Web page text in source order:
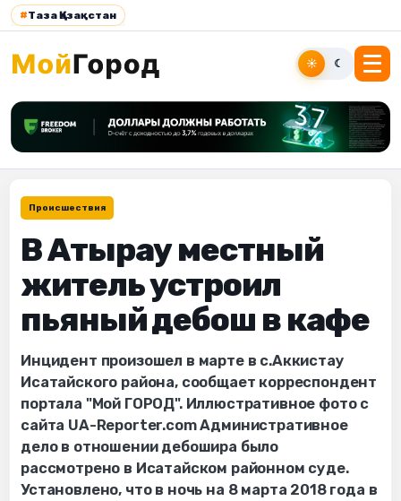
#Таза Қазақстан
☀ ☾
Происшествия
В Атырау местный
житель устроил
пьяный дебош в кафе
Инцидент произошел в марте в с.Аккистау
Исатайского района, сообщает корреспондент
портала "Мой ГОРОД". Иллюстративное фото с
сайта UA-Reporter.com Административное
дело в отношении дебошира было
рассмотрено в Исатайском районном суде.
Установлено, что в ночь на 8 марта 2018 года в